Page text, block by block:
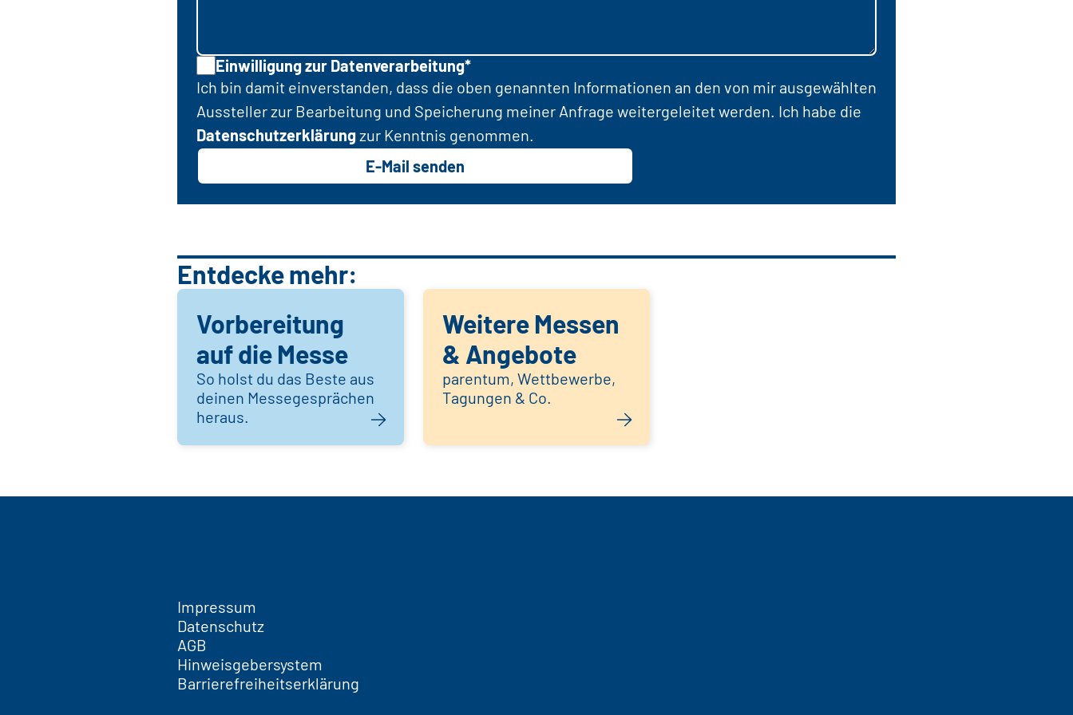
Einwilligung zur Datenverarbeitung*
Ich bin damit einverstanden, dass die oben genannten Informationen an den von mir ausgewählten
Aussteller zur Bearbeitung und Speicherung meiner Anfrage weitergeleitet werden. Ich habe die
Datenschutzerklärungzur Kenntnis genommen.
E-Mail senden
Entdecke mehr:
Vorbereitung
auf die Messe
So holst du das Beste aus
deinen Messegesprächen
heraus.
Weitere Messen
& Angebote
parentum, Wettbewerbe,
Tagungen & Co.
Impressum
Datenschutz
AGB
Hinweisgebersystem
Barrierefreiheitserklärung